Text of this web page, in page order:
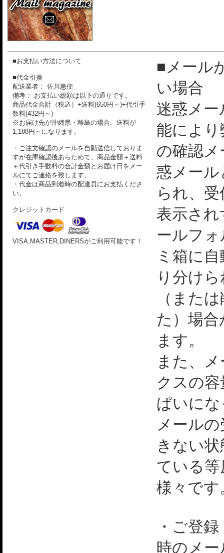
■お支払い方法について
■代金引換
配送業者： 佐川急便
備考： お支払い総額は以下の通りです。
商品代金合計（税込）+送料(650円～)+代引手
数料(432円～)
※お届け先が沖縄県・離島の場合、送料が
1,188円～になります。
・ご注文確認のメールを自動送信しておりま
すが在庫確認後あらためて、商品金額＋送料
＋代引き手数料の合計金額とお届け日をメー
ルにてご連絡を致します。
・代金は商品到着時の配達員にお支払くださ
い。
クレジットカード
VISA,MASTER,DINERSがご利用可能です！
■メール
い場合
迷惑メー
能によ
の確認
惑メー
られ、
表示さ
ールフ
ミ箱に
り分け
（また
た）場
ます。
また、
クスの
ぱいに
メール
きない
ている
様々です
・ご登
時のメ